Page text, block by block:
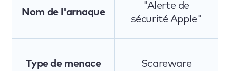
Nom de l'arnaque
"Alerte de
sécurité Apple"
Type de menace Scareware